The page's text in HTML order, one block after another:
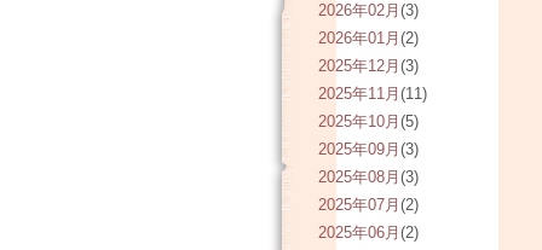
2026年02月 (3)
2026年01月 (2)
2025年12月 (3)
2025年11月 (11)
2025年10月 (5)
2025年09月 (3)
2025年08月 (3)
2025年07月 (2)
2025年06月 (2)